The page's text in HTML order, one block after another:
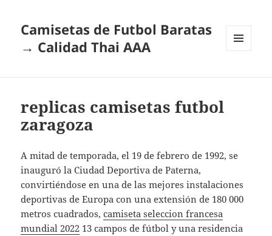
Camisetas de Futbol Baratas
→ Calidad Thai AAA
replicas camisetas futbol
zaragoza
A mitad de temporada, el 19 de febrero de 1992, se
inauguró la Ciudad Deportiva de Paterna,
convirtiéndose en una de las mejores instalaciones
deportivas de Europa con una extensión de 180 000
metros cuadrados,camiseta seleccion francesa
mundial 2022 13 campos de fútbol y una residencia